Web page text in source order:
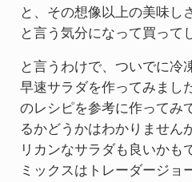
と、その想像以上の美味し
と言う気分になって買って
と言うわけで、ついでに冷
早速サラダを作ってみまし
のレシピを参考に作ってみ
るかどうかはわかりません
リカンなサラダも良いかも
ミックスはトレーダージョ